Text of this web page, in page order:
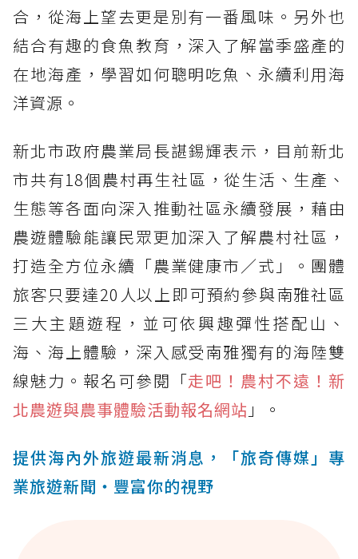
合，從海上望去更是別有一番風味。另外也
結合有趣的食魚教育，深入了解當季盛產的
在地海產，學習如何聰明吃魚、永續利用海
洋資源。
新北市政府農業局長諶錫輝表示，目前新北
市共有18個農村再生社區，從生活、生產、
生態等各面向深入推動社區永續發展，藉由
農遊體驗能讓民眾更加深入了解農村社區，
打造全方位永續「農業健康市／式」。團體
旅客只要達20人以上即可預約參與南雅社區
三大主題遊程，並可依興趣彈性搭配山、
海、海上體驗，深入感受南雅獨有的海陸雙
線魅力。報名可參閱「走吧！農村不遠！新
北農遊與農事體驗活動報名網站 」。
提供海內外旅遊最新消息，「旅奇傳媒」專
業旅遊新聞‧豐富你的視野